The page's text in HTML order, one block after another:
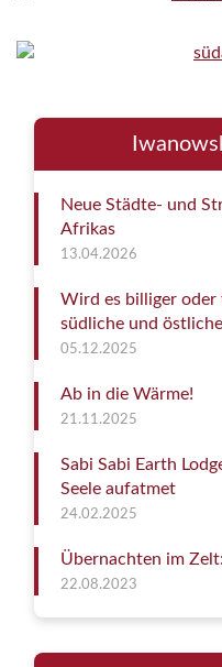
Neue Städte- und
Afrikas
13.04.2026
Wird es billiger oder
südliche und
05.12.2025
Ab in die Wärme!
21.11.2025
Sabi Sabi Earth
Seele aufatmet
24.02.2025
Übernachten im
22.08.2023